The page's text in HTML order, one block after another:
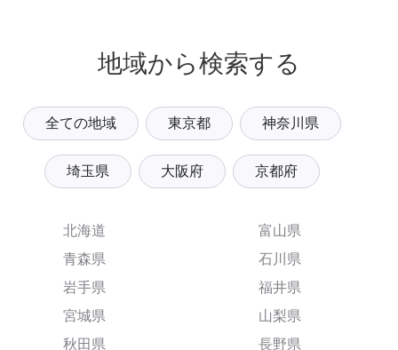
地域から検索する
全ての地域 東京都 神奈川県
埼玉県 大阪府 京都府
北海道
青森県
岩手県
宮城県
秋田県
富山県
石川県
福井県
山梨県
長野県